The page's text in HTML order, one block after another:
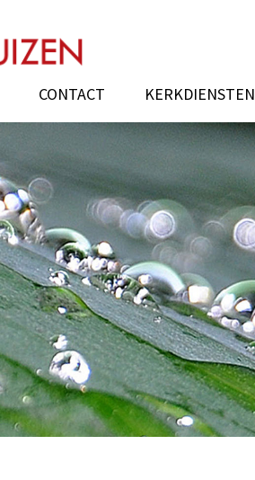
CONTACT KERKDIENSTEN